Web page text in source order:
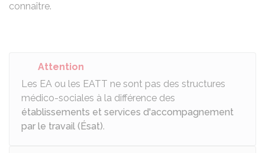
connaître.
Attention
Les EA ou les EATT ne sont pas des structures
médico-sociales à la différence des
établissements et services d'accompagnement
par le travail (Ésat).